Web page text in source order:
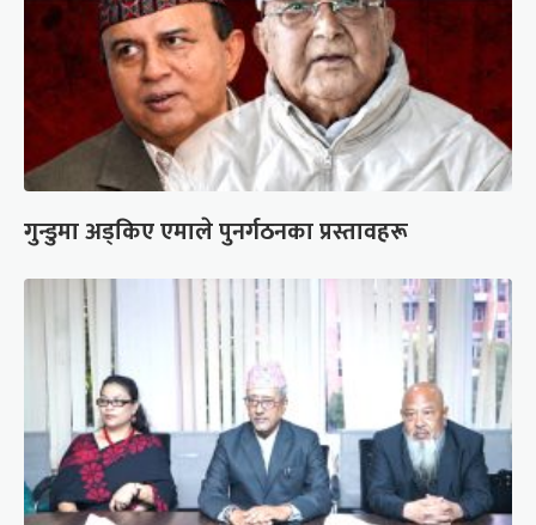
गुन्डुमा अड्किए एमाले पुनर्गठनका प्रस्तावहरू